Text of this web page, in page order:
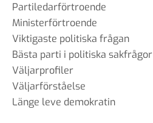
Partiledarförtroende
Ministerförtroende
Viktigaste politiska frågan
Bästa parti i politiska sakfrågor
Väljarprofiler
Väljarförståelse
Länge leve demokratin